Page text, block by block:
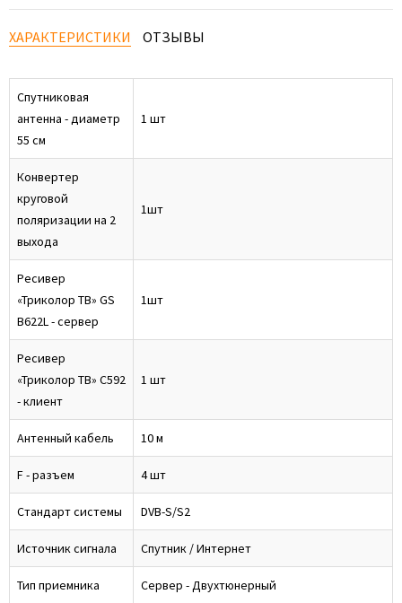
ХАРАКТЕРИСТИКИ ОТЗЫВЫ
Спутниковая
антенна - диаметр
55 см
1 шт
Конвертер
круговой
поляризации на 2
выхода
1шт
Ресивер
«Триколор ТВ» GS
B622L - сервер
1шт
Ресивер
«Триколор ТВ» C592
- клиент
1 шт
Антенный кабель 10 м
F - разъем 4 шт
Стандарт системы DVB-S/S2
Источник сигнала Спутник / Интернет
Тип приемника Сервер - Двухтюнерный